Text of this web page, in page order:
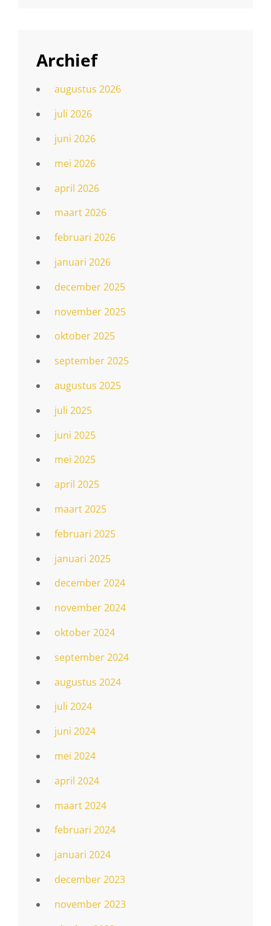
Archief
augustus 2026
juli 2026
juni 2026
mei 2026
april 2026
maart 2026
februari 2026
januari 2026
december 2025
november 2025
oktober 2025
september 2025
augustus 2025
juli 2025
juni 2025
mei 2025
april 2025
maart 2025
februari 2025
januari 2025
december 2024
november 2024
oktober 2024
september 2024
augustus 2024
juli 2024
juni 2024
mei 2024
april 2024
maart 2024
februari 2024
januari 2024
december 2023
november 2023